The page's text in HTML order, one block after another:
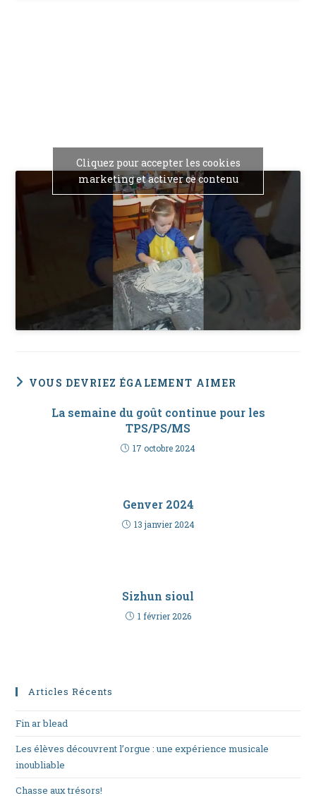
Cliquez pour accepter les cookies
marketing et activer ce contenu
VOUS DEVRIEZ ÉGALEMENT AIMER
La semaine du goût continue pour les
TPS/PS/MS
17 octobre 2024
Genver 2024
13 janvier 2024
Sizhun sioul
1 février 2026
Articles Récents
Fin ar blead
Les élèves découvrent l’orgue : une expérience musicale
inoubliable
Chasse aux trésors!